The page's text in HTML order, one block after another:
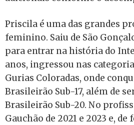
Priscila é uma das grandes
feminino. Saiu de São
para entrar na história do
anos, ingressou nas
Gurias Coloradas, onde
Brasileirão Sub-17, além de
Brasileirão Sub-20. No
Gauchão de 2021 e 2023 e,